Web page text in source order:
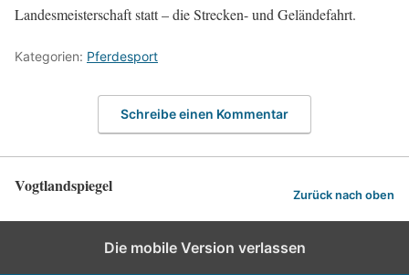
Landesmeisterschaft statt – die Strecken- und Geländefahrt.
Kategorien: Pferdesport
Schreibe einen Kommentar
Vogtlandspiegel Zurück nach oben
Die mobile Version verlassen